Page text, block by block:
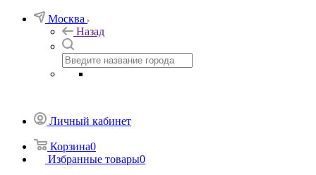
Москва
Назад
Личный кабинет
Корзина0
Избранные товары0